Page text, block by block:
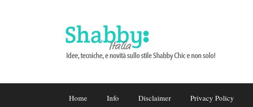
Home Info Disclaimer Privacy Policy